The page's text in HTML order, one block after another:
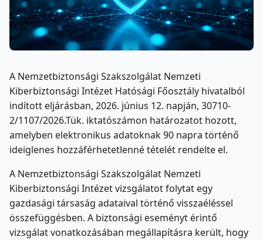
A Nemzetbiztonsági Szakszolgálat Nemzeti
Kiberbiztonsági Intézet Hatósági Főosztály hivatalból
indított eljárásban, 2026. június 12. napján, 30710-
2/1107/2026.Tük. iktatószámon határozatot hozott,
amelyben elektronikus adatoknak 90 napra történő
ideiglenes hozzáférhetetlenné tételét rendelte el.
A Nemzetbiztonsági Szakszolgálat Nemzeti
Kiberbiztonsági Intézet vizsgálatot folytat egy
gazdasági társaság adataival történő visszaéléssel
összefüggésben. A biztonsági eseményt érintő
vizsgálat vonatkozásában megállapításra került, hogy